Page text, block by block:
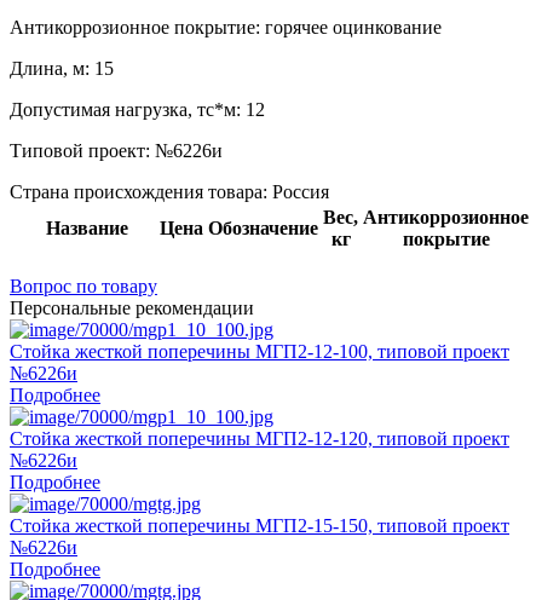
Антикоррозионное покрытие: горячее оцинкование
Длина, м: 15
Допустимая нагрузка, тс*м: 12
Типовой проект: №6226и
Страна происхождения товара: Россия
Название
Цена Обозначение
Вес,
кг
Антикоррозионное
покрытие
Вопрос по товару
Персональные рекомендации
Стойка жесткой поперечины МГП2-12-100, типовой проект
№6226и
Подробнее
Стойка жесткой поперечины МГП2-12-120, типовой проект
№6226и
Подробнее
Стойка жесткой поперечины МГП2-15-150, типовой проект
№6226и
Подробнее